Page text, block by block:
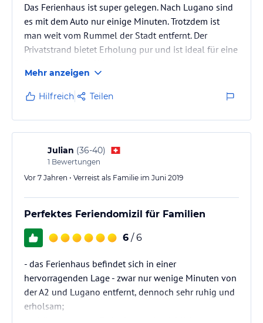
Das Ferienhaus ist super gelegen. Nach Lugano sind
es mit dem Auto nur einige Minuten. Trotzdem ist
man weit vom Rummel der Stadt entfernt. Der
Privatstrand bietet Erholung pur und ist ideal für eine
und SUP genutzt um die Umgebung zu erkunden.
Das Haus ist sehr zweckmässig eingerichtet und
verfügt über alles was eine Familie braucht.
Mehr anzeigen
Hilfreich Teilen
Julian (36-40)
1 Bewertungen
Vor 7 Jahren • Verreist als Familie im Juni 2019
Perfektes Feriendomizil für Familien
6 / 6
- das Ferienhaus befindet sich in einer
hervorragenden Lage - zwar nur wenige Minuten von
der A2 und Lugano entfernt, dennoch sehr ruhig und
erholsam;